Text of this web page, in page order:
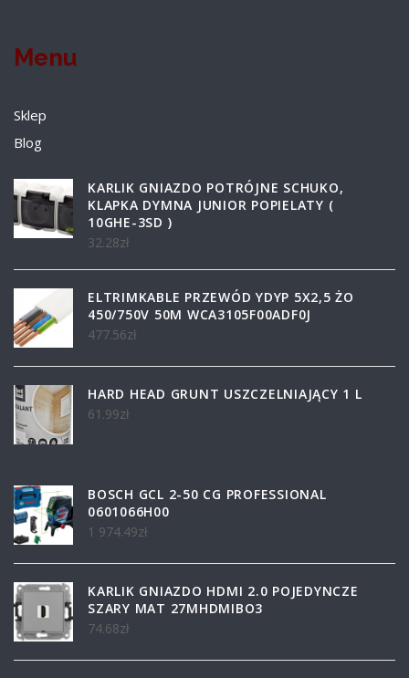
Menu
Sklep
Blog
KARLIK GNIAZDO POTRÓJNE SCHUKO,
KLAPKA DYMNA JUNIOR POPIELATY (
10GHE-3SD )
32.28zł
ELTRIMKABLE PRZEWÓD YDYP 5X2,5 ŻO
450/750V 50M WCA3105F00ADF0J
477.56zł
HARD HEAD GRUNT USZCZELNIAJĄCY 1 L
61.99zł
BOSCH GCL 2-50 CG PROFESSIONAL
0601066H00
1 974.49zł
KARLIK GNIAZDO HDMI 2.0 POJEDYNCZE
SZARY MAT 27MHDMIBO3
74.68zł